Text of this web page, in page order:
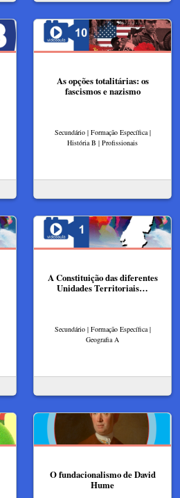
As opções totalitárias: os
fascismos e nazismo
Secundário | Formação Específica |
História B | Profissionais
A Constituição das diferentes
Unidades Territoriais…
Secundário | Formação Específica |
Geografia A
O fundacionalismo de David
Hume